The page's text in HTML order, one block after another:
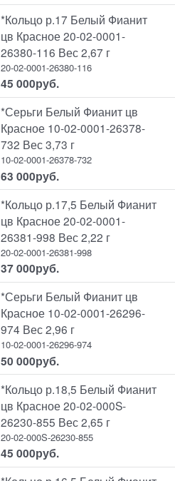
*Кольцо р.17 Белый Фианит
цв Красное 20-02-0001-
26380-116 Вес 2,67 г
20-02-0001-26380-116
45 000руб.
*Серьги Белый Фианит цв
Красное 10-02-0001-26378-
732 Вес 3,73 г
10-02-0001-26378-732
63 000руб.
*Кольцо р.17,5 Белый Фианит
цв Красное 20-02-0001-
26381-998 Вес 2,22 г
20-02-0001-26381-998
37 000руб.
*Серьги Белый Фианит цв
Красное 10-02-0001-26296-
974 Вес 2,96 г
10-02-0001-26296-974
50 000руб.
*Кольцо р.18,5 Белый Фианит
цв Красное 20-02-000S-
26230-855 Вес 2,65 г
20-02-000S-26230-855
45 000руб.